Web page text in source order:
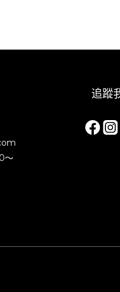
～
追蹤